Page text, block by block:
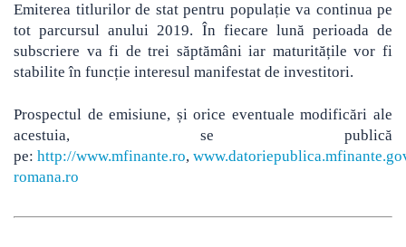
Emiterea titlurilor de stat pentru populație va continua pe
tot parcursul anului 2019. În fiecare lună perioada de
subscriere va fi de trei săptămâni iar maturitățile vor fi
stabilite în funcție interesul manifestat de investitori.
Prospectul de emisiune, și orice eventuale modificări ale
acestuia, se publică
pe: http://www.mfinante.ro,
romana.ro